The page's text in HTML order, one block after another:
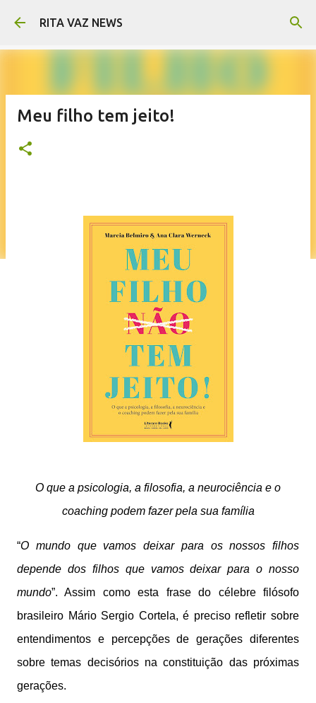
Pular para o conteúdo principal
RITA VAZ NEWS
Meu filho tem jeito!
O que a psicologia, a filosofia, a neurociência e o
coaching podem fazer pela sua família
“O mundo que vamos deixar para os nossos filhos
depende dos filhos que vamos deixar para o nosso
mundo”. Assim como esta frase do célebre filósofo
brasileiro Mário Sergio Cortela, é preciso refletir sobre
entendimentos e percepções de gerações diferentes
sobre temas decisórios na constituição das próximas
gerações.